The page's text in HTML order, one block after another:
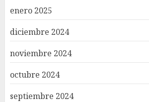
enero 2025
diciembre 2024
noviembre 2024
octubre 2024
septiembre 2024